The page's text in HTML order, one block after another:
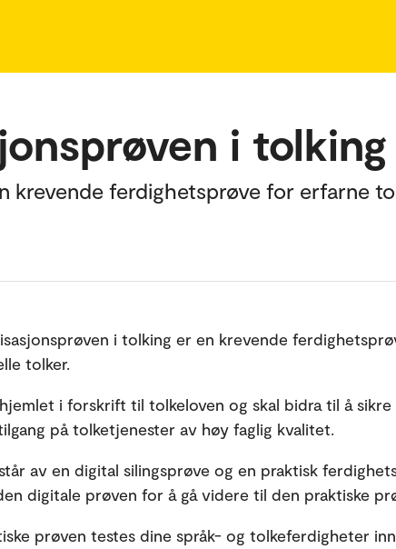
i tolking
krevende ferdighetsprøve for erfarne
i tolking er en krevende
tolker.
i forskrift til tolkeloven og skal bidra til å
på tolketjenester av høy faglig kvalitet.
av en digital silingsprøve og en praktisk
digitale prøven for å gå videre til den praktiske
prøven testes dine språk- og tolkeferdigheter